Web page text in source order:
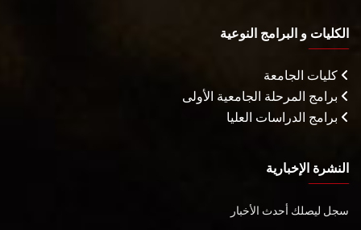
الكليات و البرامج النوعية
كليات الجامعة
برامج المرحلة الجامعية الأولى
برامج الدراسات العليا
النشرة الإخبارية
سجل ليصلك أحدث الأخبار